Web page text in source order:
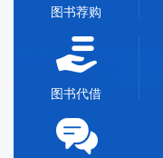
图书荐购
图书代借